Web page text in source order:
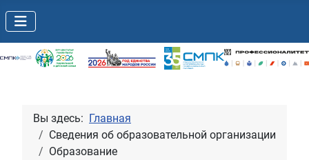
Вы здесь: Главная
Сведения об образовательной организации
Образование